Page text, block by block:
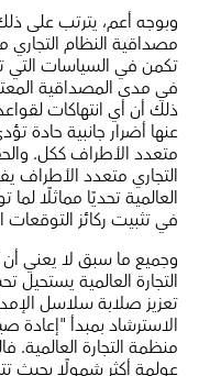
وبوجه أعم، يترتب على
مصداقية النظام
تكمن في السياسات التي
في مدى المصداقية
ذلك أن أي انتهاكات
عنها أضرار جانبية حادة
متعدد الأطراف ككل.
التجاري متعدد الأطراف
العالمية تحديًا مماثلًا
في تثبيت ركائز التوقعات
وجميع ما سبق لا يعني
التجارة العالمية
تعزيز صلابة سلاسل
الاسترشاد بمبدأ "إعادة
منظمة التجارة العالمية.
عولمة أكثر شمولًا بحيث